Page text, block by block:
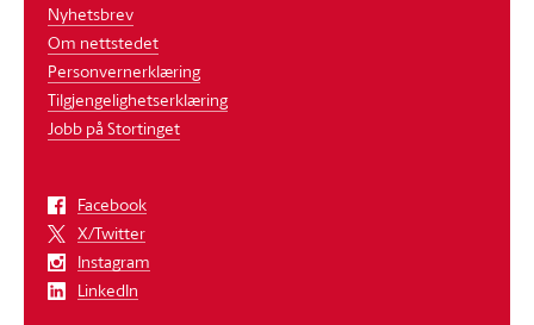
Nyhetsbrev
Om nettstedet
Personvernerklæring
Tilgjengelighetserklæring
Jobb på Stortinget
Facebook
X/Twitter
Instagram
LinkedIn